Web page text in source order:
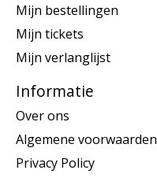
Mijn bestellingen
Mijn tickets
Mijn verlanglijst
Informatie
Over ons
Algemene voorwaarden
Privacy Policy